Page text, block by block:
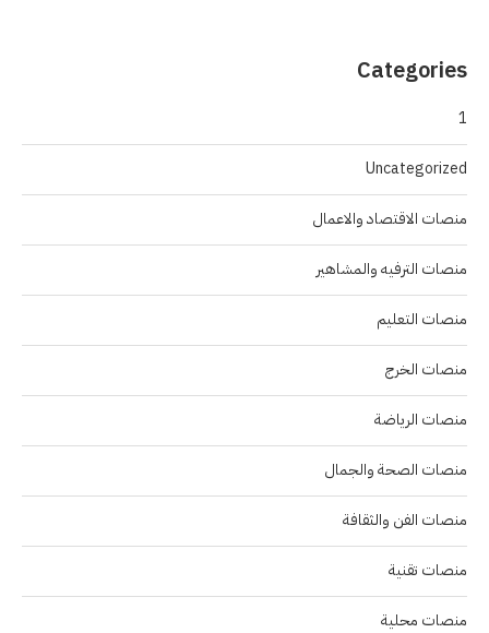
Categories
1
Uncategorized
منصات الاقتصاد والاعمال
منصات الترفيه والمشاهير
منصات التعليم
منصات الخرج
منصات الرياضة
منصات الصحة والجمال
منصات الفن والثقافة
منصات تقنية
منصات محلية